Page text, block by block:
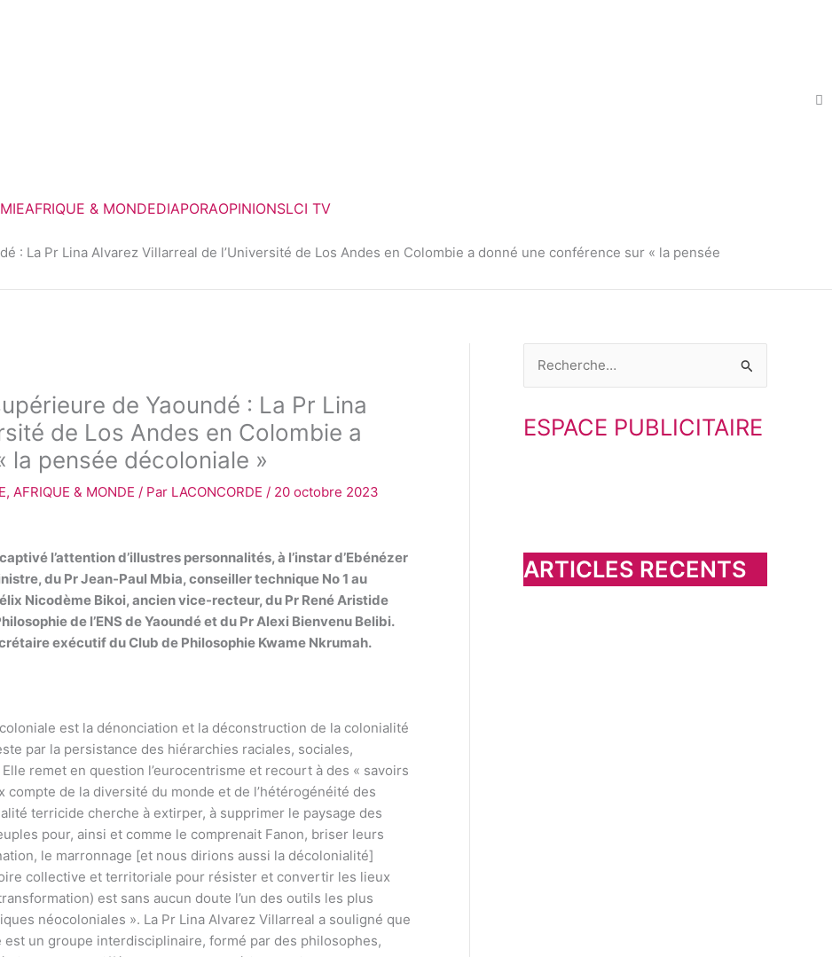
AFRIQUE & MONDEDIAPORAOPINIONSLCI TV
: La Pr Lina Alvarez Villarreal de l’Université de Los Andes en Colombie a donné une conférence sur « la pensée
de Yaoundé : La Pr Lina
de Los Andes en Colombie a
la pensée décoloniale »
, AFRIQUE & MONDE / Par LACONCORDE / 20 octobre 2023
l’attention d’illustres personnalités, à l’instar d’Ebénézer
du Pr Jean-Paul Mbia, conseiller technique No 1 au
Nicodème Bikoi, ancien vice-recteur, du Pr René Aristide
de l’ENS de Yaoundé et du Pr Alexi Bienvenu Belibi.
exécutif du Club de Philosophie Kwame Nkrumah.
est la dénonciation et la déconstruction de la colonialité
par la persistance des hiérarchies raciales, sociales,
remet en question l’eurocentrisme et recourt à des « savoirs
de la diversité du monde et de l’hétérogénéité des
terricide cherche à extirper, à supprimer le paysage des
pour, ainsi et comme le comprenait Fanon, briser leurs
le marronnage [et nous dirions aussi la décolonialité]
collective et territoriale pour résister et convertir les lieux
est sans aucun doute l’un des outils les plus
néocoloniales ». La Pr Lina Alvarez Villarreal a souligné que
un groupe interdisciplinaire, formé par des philosophes,
c
h
e
ESPACE PUBLICITAIRE
ARTICLES RECENTS